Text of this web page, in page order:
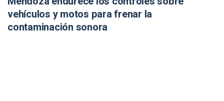
vehículos y motos para frenar la
contaminación sonora